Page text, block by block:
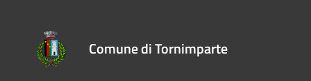
Comune di Tornimparte